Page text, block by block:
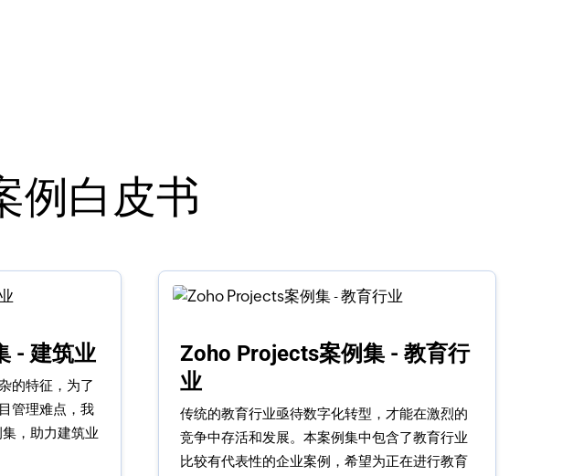
例白皮书
- 建筑业
的特征，为了
管理难点，我
，助力建筑业
Zoho Projects案例集 - 教育行
业
传统的教育行业亟待数字化转型，才能在激烈的
竞争中存活和发展。本案例集中包含了教育行业
比较有代表性的企业案例，希望为正在进行教育